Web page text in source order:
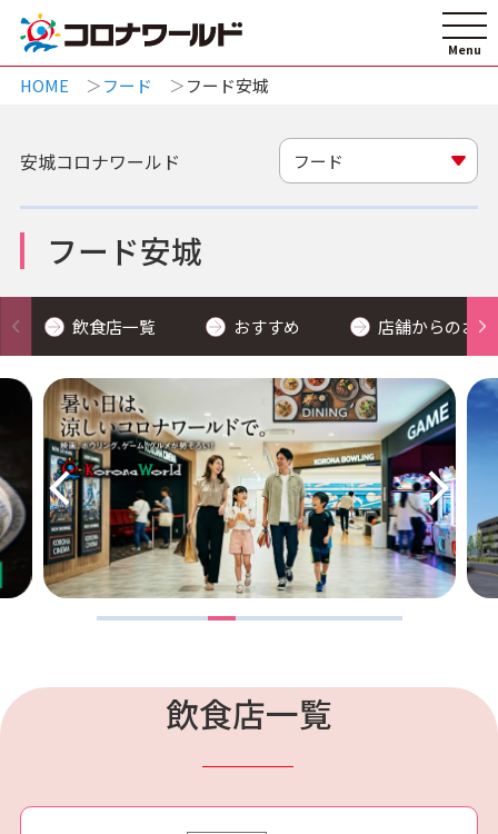
HOME フード フード安城
フード安城
安城コロナワールド フード
飲食店一覧 おすすめ 店舗からのお
飲食店一覧